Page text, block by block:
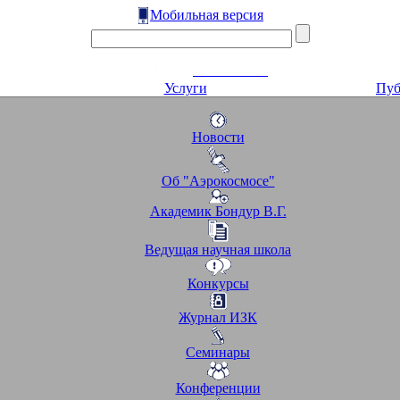
Мобильная версия
Услуги
Новости
Об "Аэрокосмосе"
Академик Бондур В.Г.
Ведущая научная школа
Конкурсы
Журнал ИЗК
Семинары
Конференции